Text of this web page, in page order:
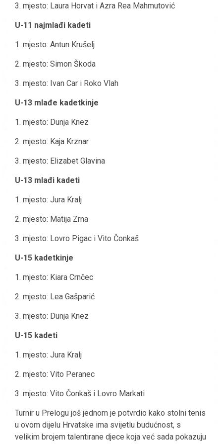
3. mjesto: Laura Horvat i Azra Rea Mahmutović
U-11 najmlađi kadeti
1. mjesto: Antun Krušelj
2. mjesto: Simon Škoda
3. mjesto: Ivan Car i Roko Vlah
U-13 mlađe kadetkinje
1. mjesto: Dunja Knez
2. mjesto: Kaja Krznar
3. mjesto: Elizabet Glavina
U-13 mlađi kadeti
1. mjesto: Jura Kralj
2. mjesto: Matija Zrna
3. mjesto: Lovro Pigac i Vito Čonkaš
U-15 kadetkinje
1. mjesto: Kiara Crnčec
2. mjesto: Lea Gašparić
3. mjesto: Dunja Knez
U-15 kadeti
1. mjesto: Jura Kralj
2. mjesto: Vito Peranec
3. mjesto: Vito Čonkaš i Lovro Markati
Turnir u Prelogu još jednom je potvrdio kako stolni tenis
u ovom dijelu Hrvatske ima svijetlu budućnost, s
velikim brojem talentirane djece koja već sada pokazuju